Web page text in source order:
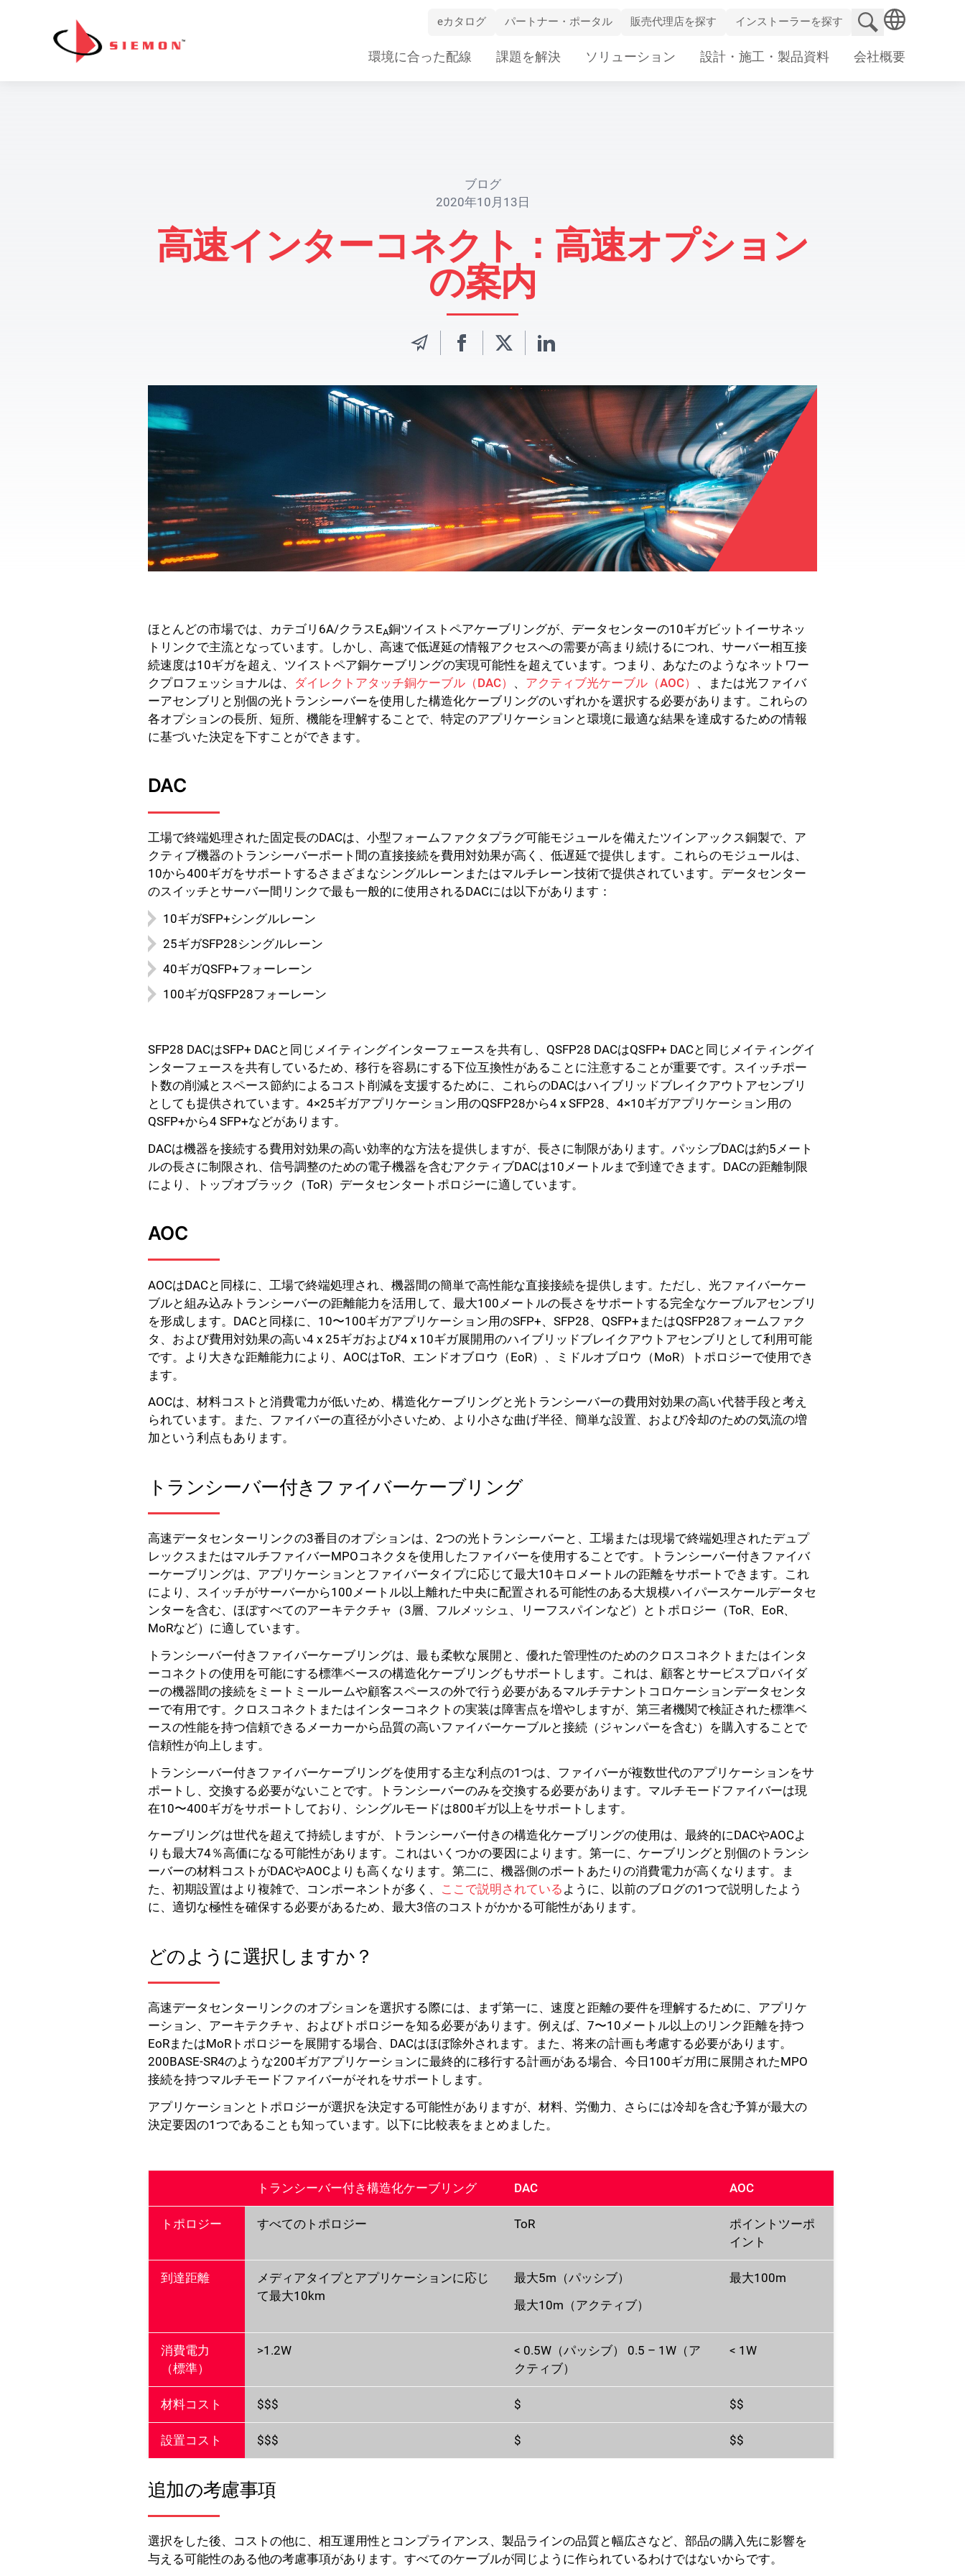
eカタログ パートナー・ポータル 販売代理店を探す インストーラーを探す
検索サイト
Navigation
環境に合った配線 課題を解決 ソリューション 設計・施工・製品資料 会社概要
ブログ
2020年10月13日
高速インターコネクト：高速オプション
の案内
ほとんどの市場では、カテゴリ6A/クラスEA銅ツイストペアケーブリングが、データセンターの10ギガビットイーサネッ
トリンクで主流となっています。しかし、高速で低遅延の情報アクセスへの需要が高まり続けるにつれ、サーバー相互接
続速度は10ギガを超え、ツイストペア銅ケーブリングの実現可能性を超えています。つまり、あなたのようなネットワー
クプロフェッショナルは、 ダイレクトアタッチ銅ケーブル（DAC） 、 アクティブ光ケーブル（AOC） 、または光ファイバ
ーアセンブリと別個の光トランシーバーを使用した構造化ケーブリングのいずれかを選択する必要があります。これらの
各オプションの長所、短所、機能を理解することで、特定のアプリケーションと環境に最適な結果を達成するための情報
に基づいた決定を下すことができます。
DAC
工場で終端処理された固定長のDACは、小型フォームファクタプラグ可能モジュールを備えたツインアックス銅製で、ア
クティブ機器のトランシーバーポート間の直接接続を費用対効果が高く、低遅延で提供します。これらのモジュールは、
10から400ギガをサポートするさまざまなシングルレーンまたはマルチレーン技術で提供されています。データセンター
のスイッチとサーバー間リンクで最も一般的に使用されるDACには以下があります：
10ギガSFP+シングルレーン
25ギガSFP28シングルレーン
40ギガQSFP+フォーレーン
100ギガQSFP28フォーレーン
SFP28 DACはSFP+ DACと同じメイティングインターフェースを共有し、QSFP28 DACはQSFP+ DACと同じメイティングイ
ンターフェースを共有しているため、移行を容易にする下位互換性があることに注意することが重要です。スイッチポー
ト数の削減とスペース節約によるコスト削減を支援するために、これらのDACはハイブリッドブレイクアウトアセンブリ
としても提供されています。4×25ギガアプリケーション用のQSFP28から4 x SFP28、4×10ギガアプリケーション用の
QSFP+から4 SFP+などがあります。
DACは機器を接続する費用対効果の高い効率的な方法を提供しますが、長さに制限があります。パッシブDACは約5メート
ルの長さに制限され、信号調整のための電子機器を含むアクティブDACは10メートルまで到達できます。DACの距離制限
により、トップオブラック（ToR）データセンタートポロジーに適しています。
AOC
AOCはDACと同様に、工場で終端処理され、機器間の簡単で高性能な直接接続を提供します。ただし、光ファイバーケー
ブルと組み込みトランシーバーの距離能力を活用して、最大100メートルの長さをサポートする完全なケーブルアセンブリ
を形成します。DACと同様に、10〜100ギガアプリケーション用のSFP+、SFP28、QSFP+またはQSFP28フォームファク
タ、および費用対効果の高い4 x 25ギガおよび4 x 10ギガ展開用のハイブリッドブレイクアウトアセンブリとして利用可能
です。より大きな距離能力により、AOCはToR、エンドオブロウ（EoR）、ミドルオブロウ（MoR）トポロジーで使用でき
ます。
AOCは、材料コストと消費電力が低いため、構造化ケーブリングと光トランシーバーの費用対効果の高い代替手段と考え
られています。また、ファイバーの直径が小さいため、より小さな曲げ半径、簡単な設置、および冷却のための気流の増
加という利点もあります。
トランシーバー付きファイバーケーブリング
高速データセンターリンクの3番目のオプションは、2つの光トランシーバーと、工場または現場で終端処理されたデュプ
レックスまたはマルチファイバーMPOコネクタを使用したファイバーを使用することです。トランシーバー付きファイバ
ーケーブリングは、アプリケーションとファイバータイプに応じて最大10キロメートルの距離をサポートできます。これ
により、スイッチがサーバーから100メートル以上離れた中央に配置される可能性のある大規模ハイパースケールデータセ
ンターを含む、ほぼすべてのアーキテクチャ（3層、フルメッシュ、リーフスパインなど）とトポロジー（ToR、EoR、
MoRなど）に適しています。
トランシーバー付きファイバーケーブリングは、最も柔軟な展開と、優れた管理性のためのクロスコネクトまたはインタ
ーコネクトの使用を可能にする標準ベースの構造化ケーブリングもサポートします。これは、顧客とサービスプロバイダ
ーの機器間の接続をミートミールームや顧客スペースの外で行う必要があるマルチテナントコロケーションデータセンタ
ーで有用です。クロスコネクトまたはインターコネクトの実装は障害点を増やしますが、第三者機関で検証された標準ベ
ースの性能を持つ信頼できるメーカーから品質の高いファイバーケーブルと接続（ジャンパーを含む）を購入することで
信頼性が向上します。
トランシーバー付きファイバーケーブリングを使用する主な利点の1つは、ファイバーが複数世代のアプリケーションをサ
ポートし、交換する必要がないことです。トランシーバーのみを交換する必要があります。マルチモードファイバーは現
在10〜400ギガをサポートしており、シングルモードは800ギガ以上をサポートします。
ケーブリングは世代を超えて持続しますが、トランシーバー付きの構造化ケーブリングの使用は、最終的にDACやAOCよ
りも最大74％高価になる可能性があります。これはいくつかの要因によります。第一に、ケーブリングと別個のトランシ
ーバーの材料コストがDACやAOCよりも高くなります。第二に、機器側のポートあたりの消費電力が高くなります。ま
た、初期設置はより複雑で、コンポーネントが多く、 ここで説明されている ように、以前のブログの1つで説明したよう
に、適切な極性を確保する必要があるため、最大3倍のコストがかかる可能性があります。
どのように選択しますか？
高速データセンターリンクのオプションを選択する際には、まず第一に、速度と距離の要件を理解するために、アプリケ
ーション、アーキテクチャ、およびトポロジーを知る必要があります。例えば、7〜10メートル以上のリンク距離を持つ
EoRまたはMoRトポロジーを展開する場合、DACはほぼ除外されます。また、将来の計画も考慮する必要があります。
200BASE-SR4のような200ギガアプリケーションに最終的に移行する計画がある場合、今日100ギガ用に展開されたMPO
接続を持つマルチモードファイバーがそれをサポートします。
アプリケーションとトポロジーが選択を決定する可能性がありますが、材料、労働力、さらには冷却を含む予算が最大の
決定要因の1つであることも知っています。以下に比較表をまとめました。
トランシーバー付き構造化ケーブリング DAC AOC
トポロジー すべてのトポロジー ToR
ポイントツーポ
イント
到達距離
メディアタイプとアプリケーションに応じ
て最大10km
最大5m（パッシブ）
最大10m（アクティブ）
最大100m
消費電力
（標準）
>1.2W
< 0.5W（パッシブ） 0.5 – 1W（ア
クティブ）
< 1W
材料コスト $$$ $ $$
設置コスト $$$ $ $$
追加の考慮事項
選択をした後、コストの他に、相互運用性とコンプライアンス、製品ラインの品質と幅広さなど、部品の購入先に影響を
与える可能性のある他の考慮事項があります。すべてのケーブルが同じように作られているわけではないからです。